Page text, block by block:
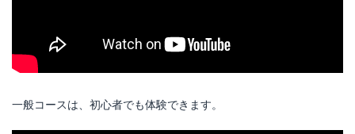
一般コースは、初心者でも体験できます。